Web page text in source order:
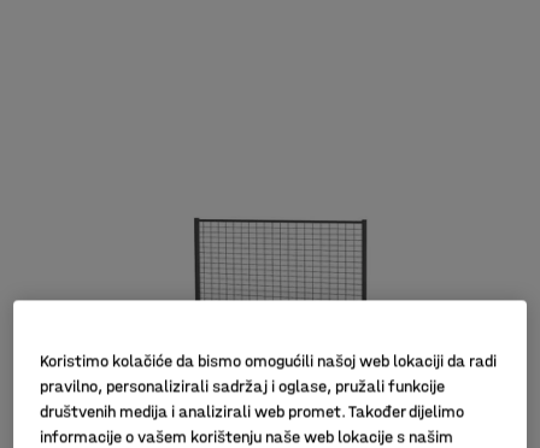
Koristimo kolačiće da bismo omogućili našoj web lokaciji da radi
pravilno, personalizirali sadržaj i oglase, pružali funkcije
društvenih medija i analizirali web promet. Također dijelimo
informacije o vašem korištenju naše web lokacije s našim